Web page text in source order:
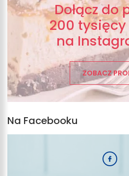
Dołącz do
200
na
ZOBACZ
Na Facebooku